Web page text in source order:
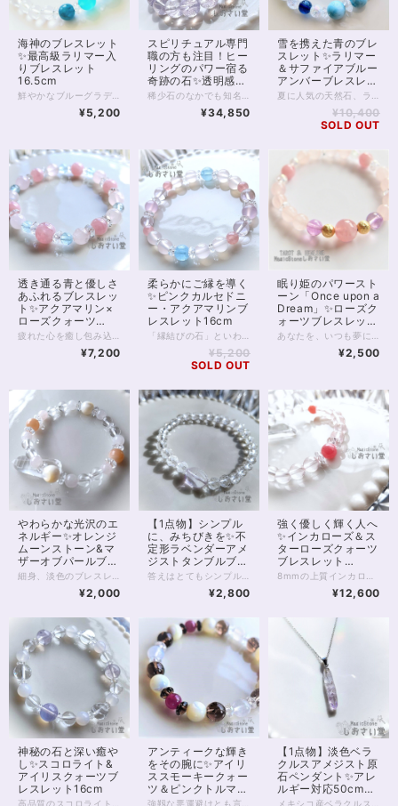
海神のブレスレット
✨最高級ラリマー入
りブレスレット
16.5cm
¥5,200
スピリチュアル専門
職の方も注目！ヒー
リングのパワー宿る
奇跡の石✨透明感抜
群4Aclassスコロラ
¥34,850
雪を携えた青のブレ
スレット✨ラリマー
＆サファイアブルー
アンバーブレスレッ
ト16cm
¥10,400
SOLD OUT
透き通る青と優しさ
あふれるブレスレッ
ト✨アクアマリン×
ローズクォーツ
15.5cm
¥7,200
柔らかにご縁を導く
✨ピンクカルセドニ
ー・アクアマリンブ
レスレット16cm
¥5,200
SOLD OUT
眠り姫のパワースト
ーン「Once upon a
Dream」✨ローズク
ォーツブレスレット
16cm
¥2,500
やわらかな光沢のエ
ネルギー✨オレンジ
ムーンストーン&マ
ザーオブパールブレ
スレット14cm
¥2,000
【1点物】シンプル
に、みちびきを✨不
定形ラベンダーアメ
ジストタンブルブレ
スレット15cm
¥2,800
強く優しく輝く人へ
✨インカローズ＆ス
ターローズクォーツ
ブレスレット
15.5cm
¥12,600
神秘の石と深い癒や
し✨スコロライト&
アイリスクォーツブ
レスレット16cm
アンティークな輝き
をその腕に✨アイリ
ススモーキークォー
ツ＆ピンクトルマリ
ンブレスレット
【1点物】淡色ベラ
クルスアメジスト原
石ペンダント✨アレ
ルギー対応50cmチ
ェーン付